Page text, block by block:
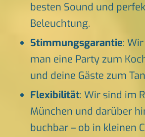
besten Sound und
Beleuchtung.
Stimmungsgarantie:
man eine Party zum
und deine Gäste zum
Flexibilität: Wir sind im
München und darüber
buchbar – ob in kleinen